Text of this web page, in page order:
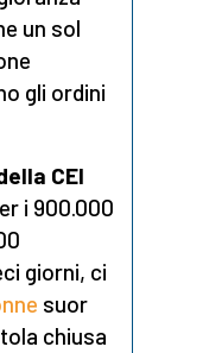
un sol
gli ordini
CEI
i 900.000
giorni, ci
suor
chiusa